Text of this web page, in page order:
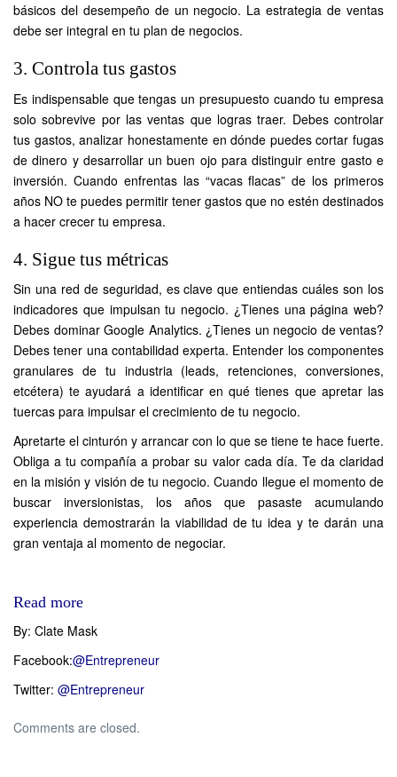
básicos del desempeño de un negocio. La estrategia de ventas
debe ser integral en tu plan de negocios.
3. Controla tus gastos
Es indispensable que tengas un presupuesto cuando tu empresa
solo sobrevive por las ventas que logras traer. Debes controlar
tus gastos, analizar honestamente en dónde puedes cortar fugas
de dinero y desarrollar un buen ojo para distinguir entre gasto e
inversión. Cuando enfrentas las “vacas flacas” de los primeros
años NO te puedes permitir tener gastos que no estén destinados
a hacer crecer tu empresa.
4. Sigue tus métricas
Sin una red de seguridad, es clave que entiendas cuáles son los
indicadores que impulsan tu negocio. ¿Tienes una página web?
Debes dominar Google Analytics. ¿Tienes un negocio de ventas?
Debes tener una contabilidad experta. Entender los componentes
granulares de tu industria (leads, retenciones, conversiones,
etcétera) te ayudará a identificar en qué tienes que apretar las
tuercas para impulsar el crecimiento de tu negocio.
Apretarte el cinturón y arrancar con lo que se tiene te hace fuerte.
Obliga a tu compañía a probar su valor cada día. Te da claridad
en la misión y visión de tu negocio. Cuando llegue el momento de
buscar inversionistas, los años que pasaste acumulando
experiencia demostrarán la viabilidad de tu idea y te darán una
gran ventaja al momento de negociar.
Read more
By: Clate Mask
Facebook:@Entrepreneur
Twitter: @Entrepreneur
Comments are closed.